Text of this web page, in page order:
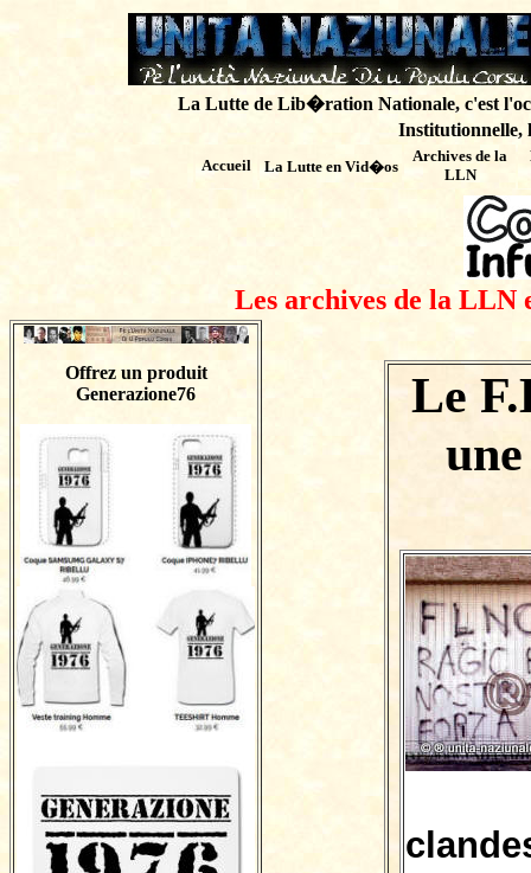
La Lutte de Lib�ration Nationale, c'est
Institutionnelle,
Accueil La Lutte en Vid�os
Archives de la
LLN
Les archives de la LLN
Offrez un produit
Generazione76
Le